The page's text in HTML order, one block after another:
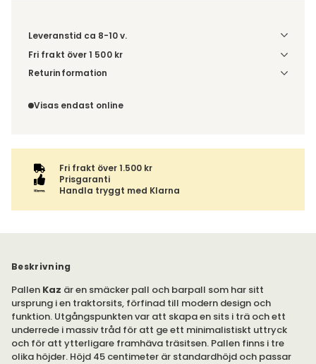
Leveranstid ca 8-10 v.
Fri frakt över 1 500 kr
Välj utförande via 'Gör dina val' för fraktinformation på din
Returinformation
inte av ångerrätten.
Visas endast online
Fri frakt över 1.500 kr
Prisgaranti
Handla tryggt med Klarna
Beskrivning
Pallen Kaz är en smäcker pall och barpall som har sitt
ursprung i en traktorsits, förfinad till modern design och
funktion. Utgångspunkten var att skapa en sits i trä och ett
underrede i massiv tråd för att ge ett minimalistiskt uttryck
och för att ytterligare framhäva träsitsen. Pallen finns i tre
olika höjder. Höjd 45 centimeter är standardhöjd och passar